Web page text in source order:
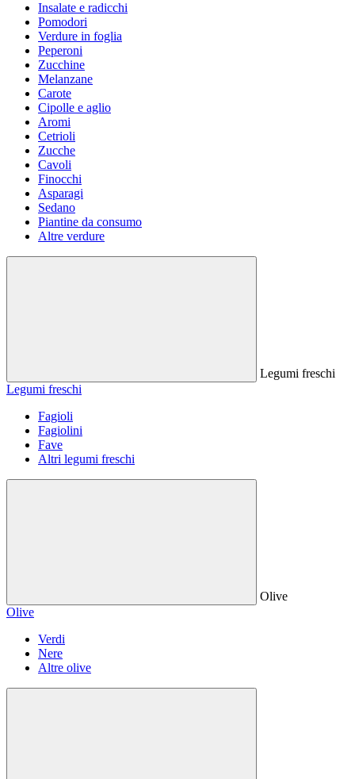
Insalate e radicchi
Pomodori
Verdure in foglia
Peperoni
Zucchine
Melanzane
Carote
Cipolle e aglio
Aromi
Cetrioli
Zucche
Cavoli
Finocchi
Asparagi
Sedano
Piantine da consumo
Altre verdure
Legumi freschi
Legumi freschi
Fagioli
Fagiolini
Fave
Altri legumi freschi
Olive
Olive
Verdi
Nere
Altre olive